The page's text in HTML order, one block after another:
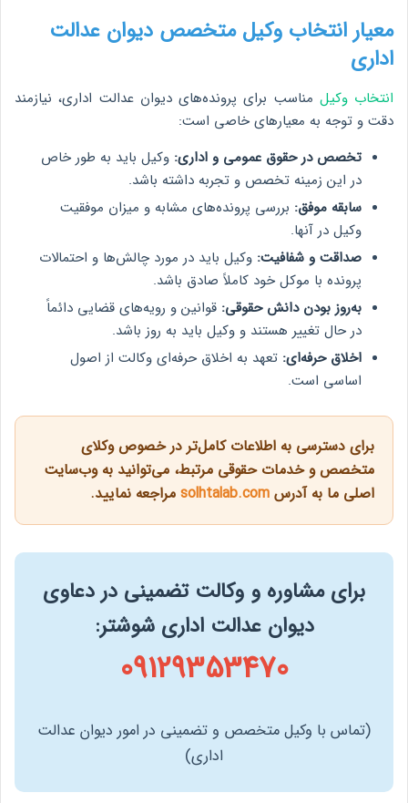
معیار انتخاب وکیل متخصص دیوان عدالت
اداری
انتخاب وکیل مناسب برای پرونده‌های دیوان عدالت اداری، نیازمند
دقت و توجه به معیارهای خاصی است:
تخصص در حقوق عمومی و اداری: وکیل باید به طور خاص
در این زمینه تخصص و تجربه داشته باشد.
سابقه موفق: بررسی پرونده‌های مشابه و میزان موفقیت
وکیل در آنها.
صداقت و شفافیت: وکیل باید در مورد چالش‌ها و احتمالات
پرونده با موکل خود کاملاً صادق باشد.
به‌روز بودن دانش حقوقی: قوانین و رویه‌های قضایی دائماً
در حال تغییر هستند و وکیل باید به روز باشد.
اخلاق حرفه‌ای: تعهد به اخلاق حرفه‌ای وکالت از اصول
اساسی است.
برای دسترسی به اطلاعات کامل‌تر در خصوص وکلای
متخصص و خدمات حقوقی مرتبط، می‌توانید به وب‌سایت
اصلی ما به آدرس solhtalab.com مراجعه نمایید.
برای مشاوره و وکالت تضمینی در دعاوی
دیوان عدالت اداری شوشتر:
09129353470
(تماس با وکیل متخصص و تضمینی در امور دیوان عدالت
اداری)